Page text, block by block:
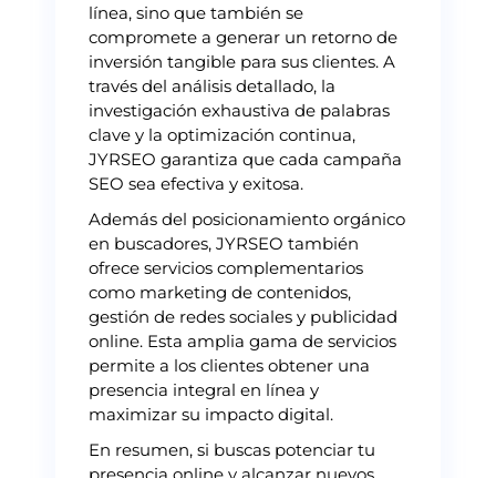
línea, sino que también se
compromete a generar un retorno de
inversión tangible para sus clientes. A
través del análisis detallado, la
investigación exhaustiva de palabras
clave y la optimización continua,
JYRSEO garantiza que cada campaña
SEO sea efectiva y exitosa.
Además del posicionamiento orgánico
en buscadores, JYRSEO también
ofrece servicios complementarios
como marketing de contenidos,
gestión de redes sociales y publicidad
online. Esta amplia gama de servicios
permite a los clientes obtener una
presencia integral en línea y
maximizar su impacto digital.
En resumen, si buscas potenciar tu